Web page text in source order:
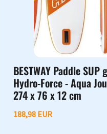
BESTWAY Paddle SUP
Hydro-Force - Aqua
274 x 76 x 12 cm
188,98 EUR